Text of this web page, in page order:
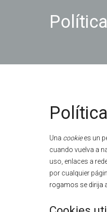
Una cookiees un
cuando vuelva a
uso, enlaces a
por cualquier
rogamos se dirija